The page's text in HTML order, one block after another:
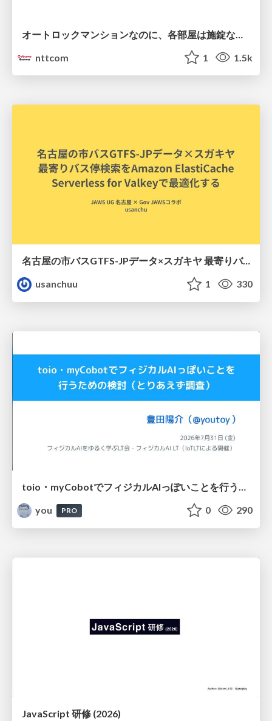
nttcom
1 1.5k
名古屋の市バスGTFS-JPデータ×スガキヤ 最寄りバス停検索をAmazon ElastiCache Serverless for Valkeyで最適化する
usanchuu
1 330
toio・myCobotでフィジカルAIっぽいことを行うための検討（とりあえず調査） / フィジカルAI LT（IoTLTによる開催）
you
PRO 0 290
JavaScript 研修 (2026)